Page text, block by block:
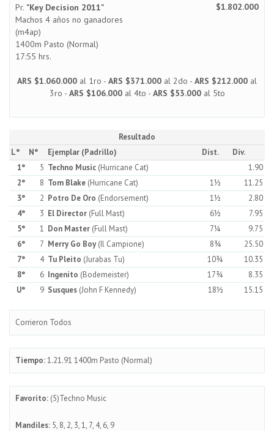
Pr. "Key Decision 2011"
Machos 4 años no ganadores
(m4ap)
1400m Pasto (Normal)
17:55 hrs.
$1.802.000
ARS $1.060.000 al 1ro - ARS $371.000 al 2do - ARS $212.000 al
3ro - ARS $106.000al 4to - ARS $53.000al 5to
Resultado
L°
N° Ejemplar (Padrillo) Dist.
Div.
1°
5 Techno Music (Hurricane Cat)
1.90
2°
8 Tom Blake (Hurricane Cat) 1½
11.25
3°
2 Potro De Oro (Endorsement) 1½
2.80
4°
3 El Director (Full Mast) 6½
7.95
5°
1 Don Master (Full Mast) 7¼
9.75
6°
7 Merry Go Boy (Il Campione) 8¾
25.50
7°
4 Tu Pleito (Jurabas Tu) 10¾
10.35
8°
6 Ingenito (Bodemeister) 17¾
8.35
U°
9 Susques (John F Kennedy) 18½ 15.15
Corrieron Todos
Tiempo:1.21.91 1400m Pasto (Normal)
Favorito: (5)Techno Music
Mandiles: 5, 8, 2, 3, 1, 7, 4, 6, 9